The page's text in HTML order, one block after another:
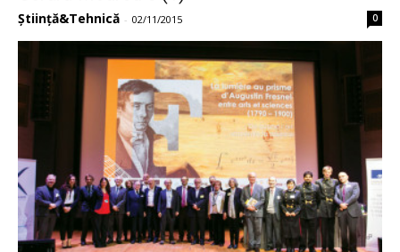
Știință&Tehnică - 02/11/2015 0